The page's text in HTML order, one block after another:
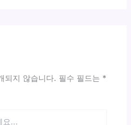
되지 않습니다. 필수 필드는 *